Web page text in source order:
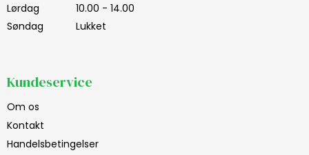
Lørdag
10.00 - 14.00
Søndag
Lukket
Kundeservice
Om os
Kontakt
Handelsbetingelser